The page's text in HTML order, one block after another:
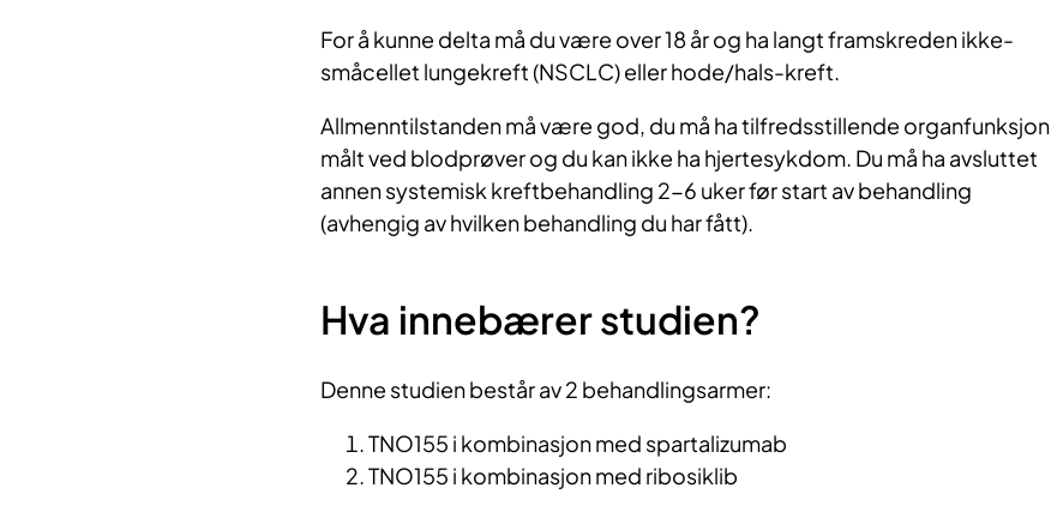
For å kunne delta må du være over 18 år og ha langt framskreden ikke-
småcellet lungekreft (NSCLC) eller hode/hals-kreft.
Allmenntilstanden må være god, du må ha tilfredsstillende organfunksjon
målt ved blodprøver og du kan ikke ha hjertesykdom. Du må ha avsluttet
annen systemisk kreftbehandling 2-6 uker før start av behandling
(avhengig av hvilken behandling du har fått).
Hva innebærer studien?
Denne studien består av 2 behandlingsarmer:
TNO155 i kombinasjon med spartalizumab
TNO155 i kombinasjon med ribosiklib